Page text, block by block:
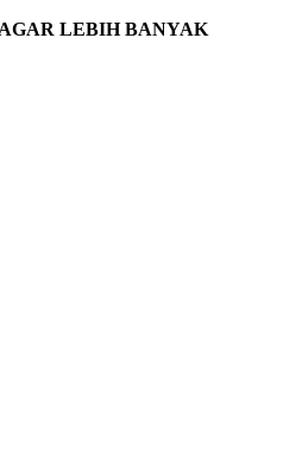
LEBIH BANYAK